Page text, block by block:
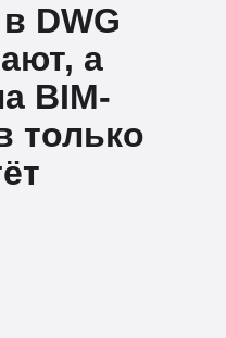
DWG
а
BIM-
только